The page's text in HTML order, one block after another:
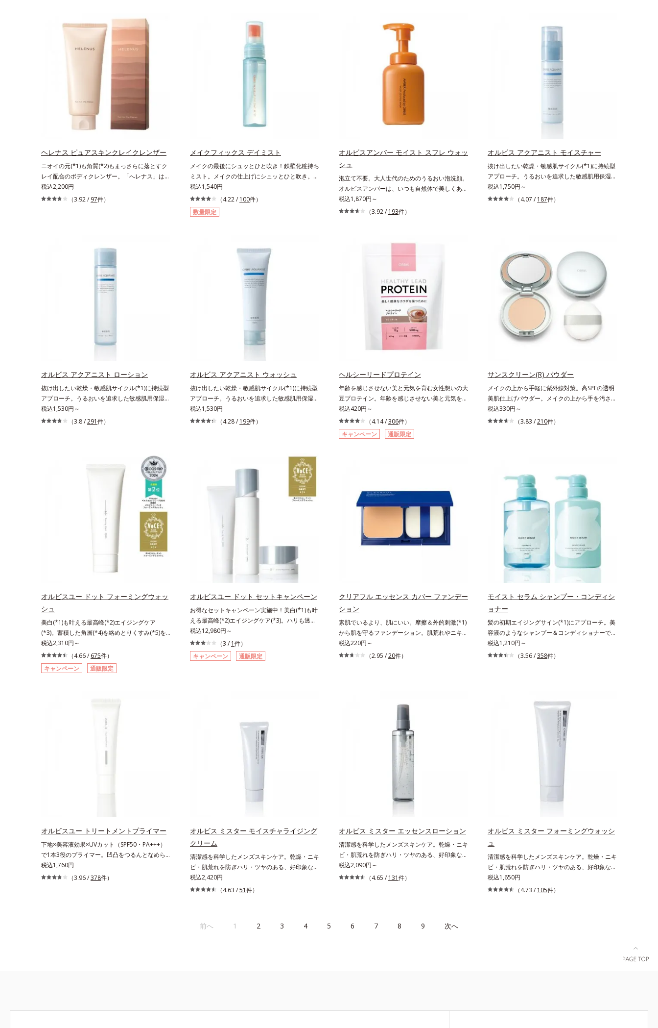
ションです。年齢とともに増えていくお悩みを自
然に隠しつつも、まるで“素肌美人”に見える仕上
がりを叶えるのは、微細で均一なカバー粉体(*1)
が大きさの異なる毛穴にも隙なくフィットするか
ら。粉体の表面にダマ防止の特殊コーティングを
施すことで、カバー粉体は薄く・均一に凹凸へフ
ィット。毛穴や色ムラをカバーしながら自然な仕
上がりを叶えます。また、ファンデーションをつ
けている間に保湿成分が肌へ浸透(*2)するスキン
コンディショニングセラム設計(*3)を採用。肌に
触れた瞬間、保湿成分が浸透しうるおいを与えま
生み出すことで、“つるん”とした光のヴェールを
カラー成分（酸化チタン、酸化鉄、ステアロイル
グルタミン酸2Na）配合＝自然な仕上がりで肌悩
みをカバーする粉体*2 角層まで*3 肌のキメを整
え、粉体を密着させる設計のこと
粧下地・カラーコントロール・コンシーラー・パ
ウダー・ファンデーションの7役を兼ねる多機能
BB。慌ただしい朝でもパパッと塗るだけで、厚
塗り感のない、自然なツヤめきのある美肌に整え
ます。*1 年齢を重ねた肌*2 オルビス内BBクリ
るんとした唇に。さっとひと塗りするだけで、く
すみやすい大人の肌に血色感を与え、唇を自然に
美しく彩る色設計です。*1 メイク効果による*2
水添ポリイソブテン*3 色みのこと*4 トリエトキ
シカプリリルシラン配合＝保湿成分*5 スクワラ
ン、ヒアルロン酸Na、加水分解コラーゲン
き、ダメージ(*2)を立て直し(*3)ます。お風呂で
シャンプー後に適量を髪になじませ、置き時間は
0秒。なじませてすぐに洗い流す手軽さで、毛先
分（イソステアリン酸、イソステアロイル加水分
解コラーゲン、イソステアロイル加水分解シル
リン、糖脂質、BG、イソステアリン酸、イソス
テアロイル加水分解コラーゲン、イソステアロイ
ロピルトリモニウム、フェノキシエタノール）
*2 髪の乾燥、乾燥によるパサつき*3 毛髪にうる
おい、ハリを与えること
ヘレナス ピュアスキンクレイクレンザー
ニオイの元(*1)も角質(*2)もまっさらに落とすク
レイ配合のボディクレンザー。「へレナス」は、
スキンケアに強みのあるオルビスとフレグランス
を愛するセントピアによる共同ブランド。ピュア
イ配合(*3)で、皮脂や古い角質、毛穴汚れまでス
な、しっとりうるおったなめらかな素肌に整えま
す。脇や胸元、膝、かかとなどのニオイや角質が
気になる部位に、週2～3回を目安にお使いいた
ッドクレイ（イライト、カオリン）配合＝古い角
質をからめとる洗浄成分、モロッコ溶岩クレイ配
税込2,200円
（3.92 / 97件）
メイクフィックス デイミスト
メイクの最後にシュッとひと吹き！鉄壁化粧持ち
ミスト。メイクの仕上げにシュッとひと吹き。肌
とメイクの密着感をピタッと高め、メイクくずれ
を防ぎ、化粧持ちをアップさせるミストタイプの
化粧水です。くずれ防止成分(*1)を含む層と美容
成分(*2)を含む水層の2層タイプ。よく振って混
汗・水・皮脂をはじきながら、美容成分がうるお
いをキープ。Wの機能でメイクをくずさずガード
します。さらに保湿成分配合でうるおい感が続
き、エアコンなどによる乾燥も防ぎます。*1 ト
リメチルシロキシケイ酸、ジメチコン配合＝汗や
ヒアルロン酸、異性化糖配合＝保湿成分【ご使用
方法】2層タイプなので、必ず容器をよく振って
からお使いください。メイクの仕上げに、顔から
ミストを塗布後、肌に触れずに乾くまでそのまま
税込1,540円
（4.22 / 100件）
数量限定
オルビスアンバー モイスト スフレ ウォッ
シュ
泡立て不要。大人世代のためのうるおい泡洗顔。
オルビスアンバーは、いつも⾃然体で美しくあり
たいと願う⼤⼈世代に寄り添うブランドです。年
齢印象研究に基づいた肌サイエンスで、複合的な
税込1,870円～
（3.92 / 193件）
オルビス アクアニスト モイスチャー
抜け出したい乾燥・敏感肌サイクル(*1)に持続型
アプローチ。うるおいを追求した敏感肌用保湿ス
キンケア(*2)。うるおいを逃し、刺激を受けやす
い角層の“乾燥敏感スランプ(*3)”に悩む敏感な肌
れにくく、肌にとどまってうるおいを蓄えてくれ
ます。刺激を受けやすくなった角層をうるおいで
満たし、脱・敏感肌を目指します。無油分・無着
色・無香料・アルコールフリー・界面活性剤不使
用(*5)・パラベンフリー、6つのフリー処方で徹
底的に肌に寄り添います。*1 乾燥と敏感をくり
返すこと*2 敏感肌対象連用テスト済（すべての
方のお肌に合うということではありません）*3
乾燥して敏感に感じやすい状態のこと*4 発酵ア
ミノ酸（エルゴチオネイン）配合＝肌を整え、す
クトイン）配合＝乱れた角層にうるおいを与え、
肌荒れを防ぐ保湿成分*5 ウォッシュを除くLM＝
さっぱり高保湿タイプ（脂性肌～普通肌）RM＝
しっとり高保湿タイプ（普通肌～超乾性肌）
税込1,750円～
（4.07 / 187件）
オルビス アクアニスト ローション
抜け出したい乾燥・敏感肌サイクル(*1)に持続型
アプローチ。うるおいを追求した敏感肌用保湿ス
キンケア(*2)。うるおいを逃し、刺激を受けやす
い角層の“乾燥敏感スランプ(*3)”に悩む敏感な肌
ローチする持続型トリプルアミノ酸(*4)を配合。
もともと体内にあるアミノ酸は異物として排出さ
れにくく、肌にとどまってうるおいを蓄えてくれ
ます。刺激を受けやすくなった角層をうるおいで
満たし、脱・敏感肌を目指します。無油分・無着
色・無香料・アルコールフリー・界面活性剤不使
用(*5)・パラベンフリー、6つのフリー処方で徹
底的に肌に寄り添います。*1 乾燥と敏感をくり
返すこと*2 敏感肌対象連用テスト済（すべての
方のお肌に合うということではありません）*3
ミノ酸（ポリグルタミン酸）配合＝乾燥を防ぎ、
ミノ酸（エルゴチオネイン）配合＝肌を整え、す
クトイン）配合＝乱れた角層にうるおいを与え、
肌荒れを防ぐ保湿成分*5 ウォッシュを除くLM＝
さっぱり高保湿タイプ（脂性肌～普通肌）RM＝
しっとり高保湿タイプ（普通肌～超乾性肌）
税込1,530円～
（3.8 /291件）
オルビス アクアニスト ウォッシュ
抜け出したい乾燥・敏感肌サイクル(*1)に持続型
アプローチ。うるおいを追求した敏感肌用保湿ス
キンケア(*2)。うるおいを逃し、刺激を受けやす
い角層の“乾燥敏感スランプ(*3)”に悩む敏感な肌
ローチする持続型トリプルアミノ酸(*4)を配合。
もともと体内にあるアミノ酸は異物として排出さ
れにくく、肌にとどまってうるおいを蓄えてくれ
ます。刺激を受けやすくなった角層をうるおいで
満たし、脱・敏感肌を目指します。無油分・無着
をくり返すこと*2 敏感肌対象連用テスト済（す
べての方のお肌に合うということではありませ
発酵アミノ酸（ポリグルタミン酸）配合＝乾燥を
防ぎ、うるおいに満ちた肌へ導く保湿成分、植物
由来アミノ酸（エルゴチオネイン）配合＝肌を整
え、すこやかに保つ保湿成分、微生物由来アミノ
与え、肌荒れを防ぐ保湿成分
税込1,530円
（4.28 / 199件）
ヘルシーリードプロテイン
年齢を感じさせない美と元気を育む女性想いの大
豆プロテイン。年齢を感じさせない美と元気を育
む、女性想いの大豆プロテインです。1杯で不足
しがちなたんぱく質を補えます。大人女性の食習
慣に基づき質と量を考え、更年世代の女性に人気
のある脂質が少ないソイプロテイン（大豆由来の
ズムを支える鉄分やビタミン6種(*2)、食物繊維
など、女性が不足しがちな栄養素を豊富に含み、
大人女性の健康美を総合的に支えます。甘さ控え
めのカフェオレ味、濃厚な抹茶味の2味展開。プ
ロテイン独特のにおいやクセが少なく、水に溶け
やすいので、手軽においしくたんぱく質を摂れま
税込420円～
（4.14 /306件）
キャンペーン
通販限定
サンスクリーン(R) パウダー
メイクの上から手軽に紫外線対策。高SPFの透明
美肌仕上げパウダー。メイクの上から手を汚さず
に紫外線対策ができるUVカットパウダーで
す。“素肌のようななめらかな軽さ”と“高いUVカ
ムースヴェールパウダー(*1)」にあります。7種
の球状粉体(*2)が凹凸を埋めて、肌に薄いヴェー
ルをかけるようにカバー。さらに板状粉体が光を
反射して、すっぴん肌のようなナチュラルなツヤ
感を演出します。また、皮脂を吸着する「あぶら
とりパウダー(*3)」を配合し、くずれ＆テカリを
防いでサラサラ肌が長時間続きます。パウダータ
イプながら、SPF50+・PA++++。パウダーならで
はの軽いつけごこちで、日焼け止めが苦手な方に
もおすすめです。水や汗に強いスーパーウォータ
ープルーフ(*4)だから、レジャーにも大活躍して
くれます。*1 シリカ、セルロース、窒化ホウ素
配合＝セミマット肌を叶える球状と板状の粉体
*2 シリカ6種類、セルロース*3 シリカ配合＝皮
脂を吸着する粉体*4 化粧持ち性能
税込330円～
（3.83 /210件）
オルビスユー ドット フォーミングウォッ
シュ
美白(*1)も叶える最高峰(*2)エイジングケア
(*3)。蓄積した角層(*4)を絡めとりくすみ(*5)を
晴らす高密着マイルドピーリング(*6)洗顔料。ハ
リも透明感(*7)も結果主義。年齢サイン(*8)の因
子に着目した肌科学エイジングケア(*3)シリー
ズ。オルビスユー ドットシリーズは、年齢によ
れる年齢サインについて研究を進めたところ、弾
(*5)などが現れている状態である「透明感のな
さ」が、大人の肌印象に大きな影響を与えている
ことがわかりました。そこでオルビスユー ドッ
ィベーター(*10)」を配合。そして、従来から配
アしながら多角的なエイジングケアが叶うシリー
ズに。3ステップで上向き(*12)のハリと透明感
グケアを応援します。*1 メラニンの生成を抑
え、シミ・ソバカスを防ぐ（ウォッシュを除く）
*2 オルビス内スキンケアシリーズの保湿力
*3 年齢に応じたお手入れのこと*4 剥がれず
税込2,310円～
（4.66 / 675件）
キャンペーン
通販限定
オルビスユー ドット セットキャンペーン
お得なセットキャンペーン実施中！美白(*1)も叶
える最高峰(*2)エイジングケア(*3)。ハリも透明
感(*4)も結果主義。年齢サイン(*5)の因子に着目
した肌科学エイジングケア(*3)シリーズ。オルビ
スユー ドットシリーズは、年齢による肌悩み一
つ一つを対処するのではなく、肌で起きているこ
ることが分かりました。そこでオルビスユー ド
ットシリーズは美容成分(*7)として「G.D.F.アク
ティベーター(*8)」を配合。そして、従来から配
合している美白有効成分「トラネキサム酸」を配
合しました。さらに、シリーズ共通の美容成分
(*7)「GLルートブースター(*9)」を配合すること
グケアを応援します。*1 メラニンの生成を抑
え、シミ・ソバカスを防ぐ（ウォッシュ除く）
*2 オルビス内スキンケアシリーズの保湿力*3 年
齢に応じたお手入れのこと*4 うるおいによる*5
乾燥、ハリ・ツヤのなさ*6 乾燥による*7 保湿成
分*8 ロニセラカエルレア果汁、ノバラエキス配
合＝うるおいを与えハリと透明感に満ちた肌へ導
こと各商品の詳しい情報は商品ページをご覧くだ
税込12,980円～
（3 / 1件）
キャンペーン
通販限定
クリアフル エッセンス カバー ファンデー
ション
素肌でいるより、肌にいい。摩擦＆外的刺激(*1)
から肌を守るファンデーション。肌荒れやニキビ
があると、ファンデーションを塗っていいか悩む
もの。とはいえ、素肌のままでは紫外線など外的
ァンデーション」は紫外線吸収剤不使用のうえ、
敏感肌対象パッチテスト済(*2)、ノンコメドジェ
ニックテスト済(*3)で、とことん肌のことを考え
た設計。さらに美容成分に包まれた水分保持力の
高い粉体や和漢植物由来成分をはじめとした、肌
をいたわる保湿成分をたっぷり配合しました。肌
にやさしいだけでなく、毛穴や凸凹、赤みをカバ
ーして、自然な陶器肌を叶えます。*1 乾燥など
*2 すべての人に皮膚刺激がおきないというわけ
ではありません*3 すべての人にコメド（ニキビ
税込220円～
（2.95 /20件）
モイスト セラム シャンプー・コンディシ
ョナー
髪の初期エイジングサイン(*1)にアプローチ。美
容液のようなシャンプー＆コンディショナーで触
れていたくなるうるツヤ髪へ。「髪のうねりが気
になる」「乾燥してパサつく」「なんとなくまと
を逃さない成分と、深く浸透してうるおいで満た
す成分で、髪も地肌も贅沢にケアします。さらに
うるおいを行き渡らせる浸透力と、うるおいをキ
ープする保水力を誇る新技術を採用。髪のうねり
を抑え、スタイリングのしやすい、ずっと触れて
いたくなるうるツヤ髪へと導きます。ヒノキ、ラ
間に。*1 うねり、パサつき*2 保湿成分
税込1,210円～
（3.56 /358件）
オルビスユー トリートメントプライマー
下地×美容液効果×UVカット（SPF50・PA+++）
で1本3役のプライマー。凹凸をつるんとなめら
かに(*1)整え、化粧ノリUPの高機能化粧下
地。“塗るたび高まる、素肌の美しさ” 肌本来の美
線、大気中の微粒子汚れなどの外的ダメージから
税込1,760円
（3.96 /378件）
オルビス ミスター モイスチャライジング
クリーム
清潔感を科学したメンズスキンケア。乾燥・ニキ
ビ・肌荒れを防ぎハリ・ツヤのある、好印象な清
潔透明肌(*1)へ。オルビスミスターは、男性の清
潔感、爽やかさ、若々しさの印象を科学的に検証
合。これまでの乾燥・テカリへのケアはそのまま
印象な清潔透明肌(*1)へ導きます。*1 うるおい
税込2,420円
（4.63 /51件）
オルビス ミスター エッセンスローション
清潔感を科学したメンズスキンケア。乾燥・ニキ
ビ・肌荒れを防ぎハリ・ツヤのある、好印象な清
潔透明肌(*1)へ。オルビス ミスターは、男性の清
潔感、爽やかさ、若々しさの印象を科学的に検証
に、肌荒れ・ニキビ予防など“今”の肌悩みに応
による透明感のある肌*2 男性の顔画像を用いた
税込2,090円～
（4.65 / 131件）
オルビス ミスター フォーミングウォッシ
ュ
清潔感を科学したメンズスキンケア。乾燥・ニキ
ビ・肌荒れを防ぎハリ・ツヤのある、好印象な清
潔透明肌(*1)へ。オルビス ミスターは、男性の清
潔感、爽やかさ、若々しさの印象を科学的に検証
印象な清潔透明肌(*1)へ導きます。*1 うるおい
税込1,650円
（4.73 / 105件）
前へ 1 2 3 4 5 6 7 8 9 次へ